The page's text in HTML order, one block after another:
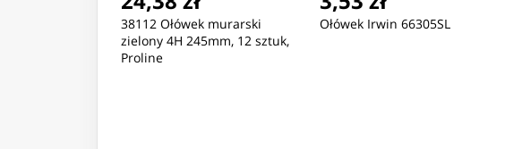
38112 Ołówek murarski
zielony 4H 245mm, 12 sztuk,
Proline
Ołówek Irwin 66305SL